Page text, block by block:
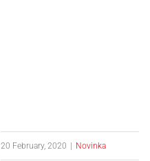
20 February, 2020 | Novinka